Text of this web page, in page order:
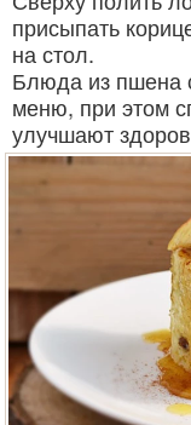
присыпать
на стол.
Блюда из пшена
меню, при этом
улучшают